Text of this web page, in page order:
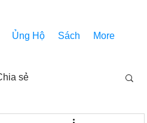
Ủng Hộ Sách More
sẻ